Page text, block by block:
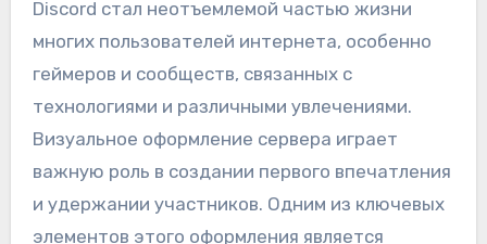
Discord стал неотъемлемой частью жизни
многих пользователей интернета, особенно
геймеров и сообществ, связанных с
технологиями и различными увлечениями.
Визуальное оформление сервера играет
важную роль в создании первого впечатления
и удержании участников. Одним из ключевых
элементов этого оформления является